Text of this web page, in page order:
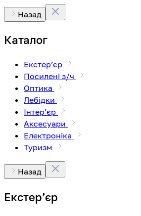
Назад
Каталог
Екстерʼєр
Посилені з/ч
Оптика
Лебідки
Інтерʼєр
Аксесуари
Електроніка
Туризм
Назад
Екстерʼєр